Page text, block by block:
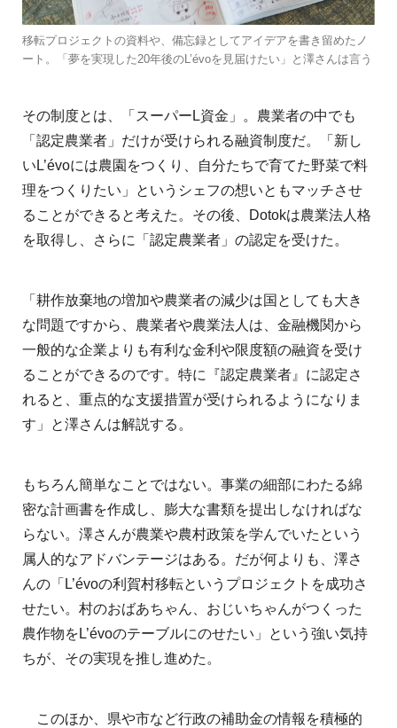
移転プロジェクトの資料や、備忘録としてアイデアを書き留めたノ
ート。「夢を実現した20年後のL’évoを見届けたい」と澤さんは言う
その制度とは、「スーパーL資金」。農業者の中でも
「認定農業者」だけが受けられる融資制度だ。「新し
いL’évoには農園をつくり、自分たちで育てた野菜で料
理をつくりたい」というシェフの想いともマッチさせ
ることができると考えた。その後、Dotokは農業法人格
を取得し、さらに「認定農業者」の認定を受けた。
「耕作放棄地の増加や農業者の減少は国としても大き
な問題ですから、農業者や農業法人は、金融機関から
一般的な企業よりも有利な金利や限度額の融資を受け
ることができるのです。特に『認定農業者』に認定さ
れると、重点的な支援措置が受けられるようになりま
す」と澤さんは解説する。
もちろん簡単なことではない。事業の細部にわたる綿
密な計画書を作成し、膨大な書類を提出しなければな
らない。澤さんが農業や農村政策を学んでいたという
属人的なアドバンテージはある。だが何よりも、澤さ
んの「L’évoの利賀村移転というプロジェクトを成功さ
せたい。村のおばあちゃん、おじいちゃんがつくった
農作物をL’évoのテーブルにのせたい」という強い気持
ちが、その実現を推し進めた。
このほか、県や市など行政の補助金の情報を積極的